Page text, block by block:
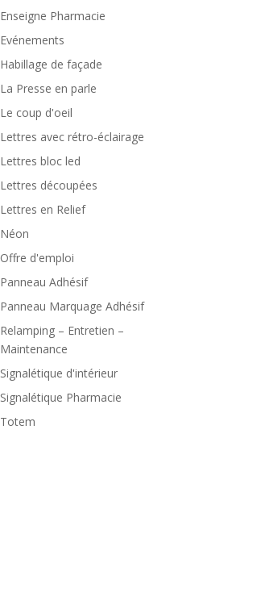
Enseigne Pharmacie
Evénements
Habillage de façade
La Presse en parle
Le coup d'oeil
Lettres avec rétro-éclairage
Lettres bloc led
Lettres découpées
Lettres en Relief
Néon
Offre d'emploi
Panneau Adhésif
Panneau Marquage Adhésif
Relamping – Entretien –
Maintenance
Signalétique d'intérieur
Signalétique Pharmacie
Totem